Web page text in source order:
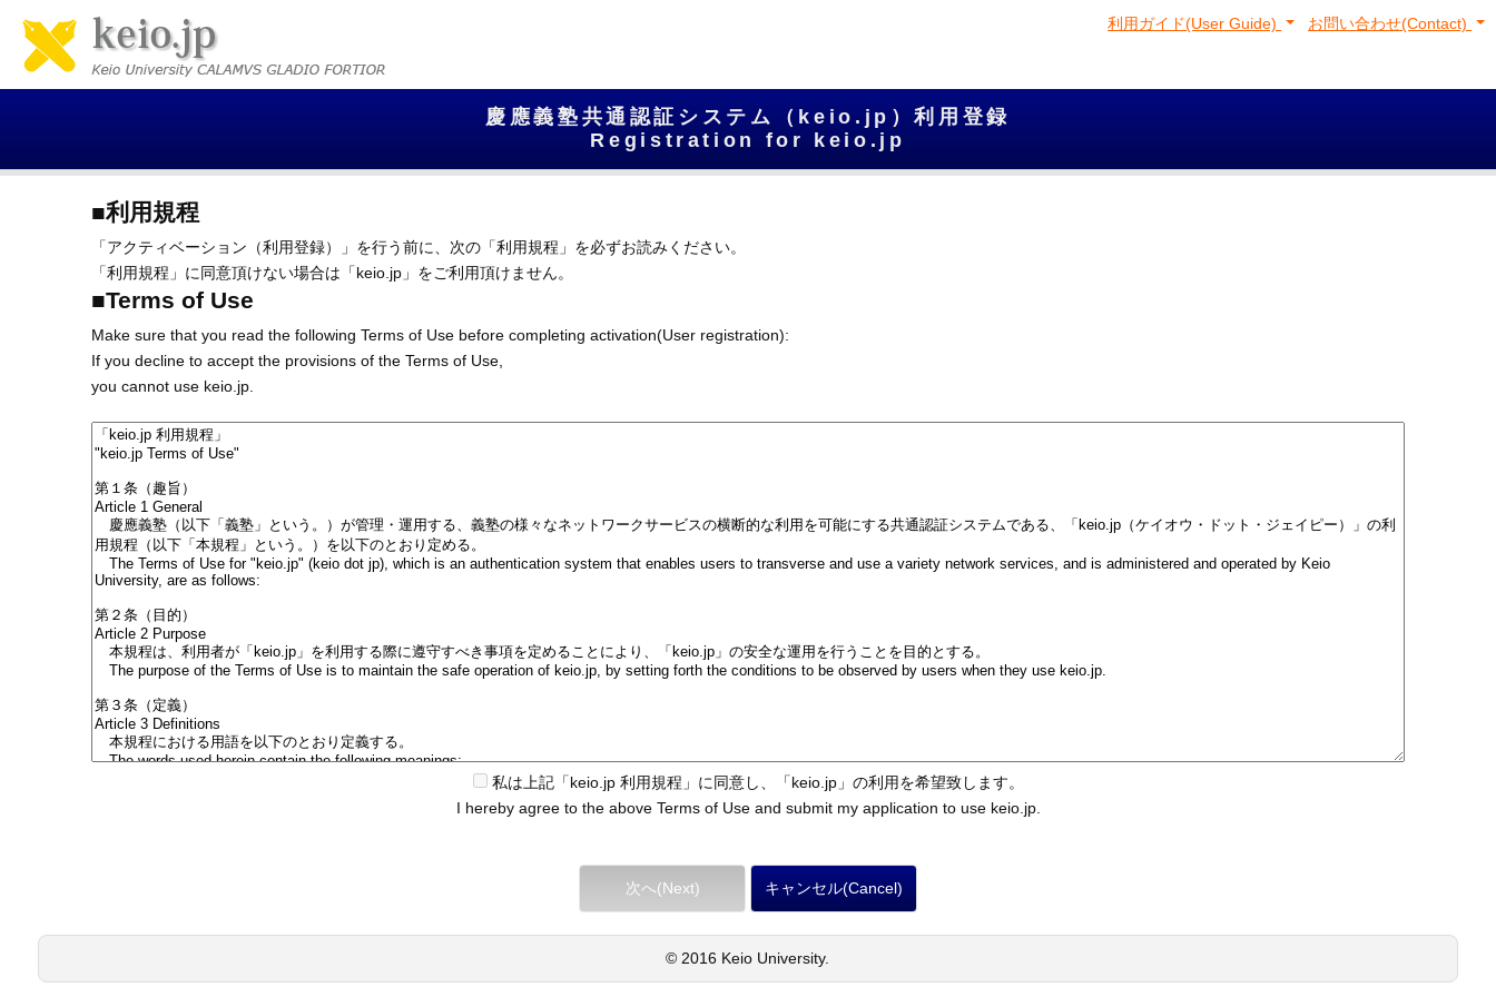
利用ガイド(User Guide) お問い合わせ(Contact)
慶應義塾共通認証システム（keio.jp）利用登録
Registration for keio.jp
■利用規程
「アクティベーション（利用登録）」を行う前に、次の「利用規程」を必ずお読みください。
「利用規程」に同意頂けない場合は「keio.jp」をご利用頂けません。
■Terms of Use
Make sure that you read the following Terms of Use before completing activation(User registration):
If you decline to accept the provisions of the Terms of Use,
you cannot use keio.jp.
私は上記「keio.jp 利用規程」に同意し、「keio.jp」の利用を希望致します。
I hereby agree to the above Terms of Use and submit my application to use keio.jp.
© 2016 Keio University.